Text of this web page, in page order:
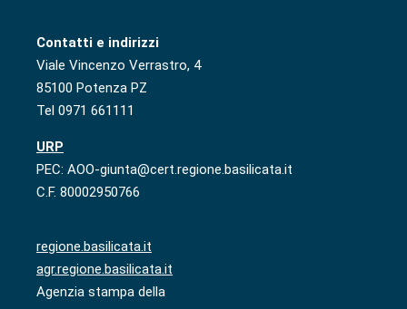
Contatti e indirizzi
Viale Vincenzo Verrastro, 4
85100 Potenza PZ
Tel 0971 661111
URP
PEC: AOO-giunta@cert.regione.basilicata.it
C.F. 80002950766
regione.basilicata.it
agr.regione.basilicata.it
Agenzia stampa della